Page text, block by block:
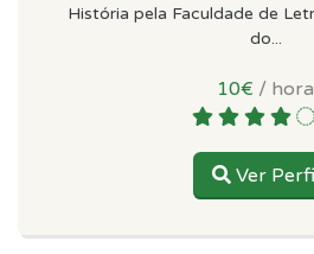
História pela Faculdade de
do...
10€ / hora
Ver